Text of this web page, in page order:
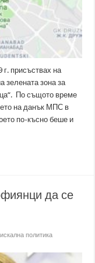
присъствах на
зелената зона за
По същото време
на данък МПС в
по-късно беше и
да се
политика